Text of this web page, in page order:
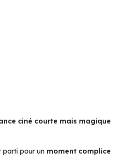
ciné courte mais magique
parti pour un moment complice